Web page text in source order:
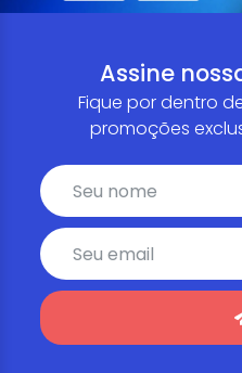
Assine
Fique por dentro
promoções